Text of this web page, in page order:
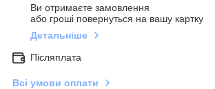
Ви отримаєте замовлення
або гроші повернуться на вашу картку
Детальніше
Післяплата
Всі умови оплати